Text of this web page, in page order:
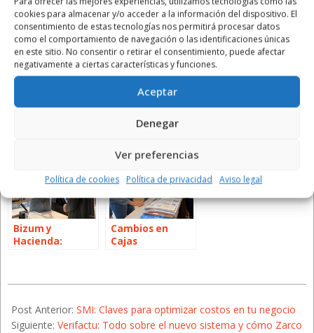
cookies para almacenar y/o acceder a la información del dispositivo. El
consentimiento de estas tecnologías nos permitirá procesar datos
como el comportamiento de navegación o las identificaciones únicas
en este sitio. No consentir o retirar el consentimiento, puede afectar
negativamente a ciertas características y funciones.
Aceptar
Denegar
Ver preferencias
Política de cookies Política de privacidad Aviso legal
Factura
Verifactu: Todo
sistema y cómo
te ayuda
Bizum y
Hacienda:
Cambios en
Cajas
Deben Saber
02-
23
Post Anterior: SMI: Claves para optimizar costos en tu negocio
Siguiente: Verifactu: Todo sobre el nuevo sistema y cómo Zarco